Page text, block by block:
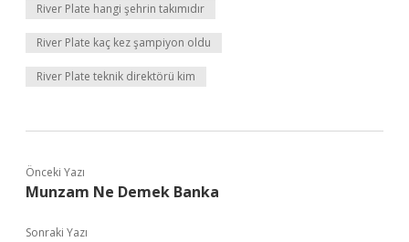
River Plate hangi şehrin takımıdır
River Plate kaç kez şampiyon oldu
River Plate teknik direktörü kim
Önceki Yazı
Munzam Ne Demek Banka
Sonraki Yazı